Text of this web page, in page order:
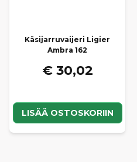
Käsijarruvaijeri Ligier
Ambra 162
€ 30,02
LISÄÄ OSTOSKORIIN